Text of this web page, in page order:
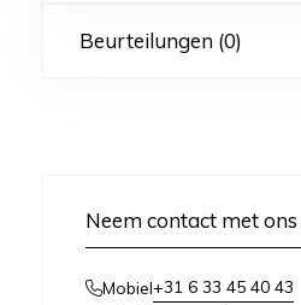
Beurteilungen (0)
Neem contact met
Mobiel+31 6 33 45 40 43